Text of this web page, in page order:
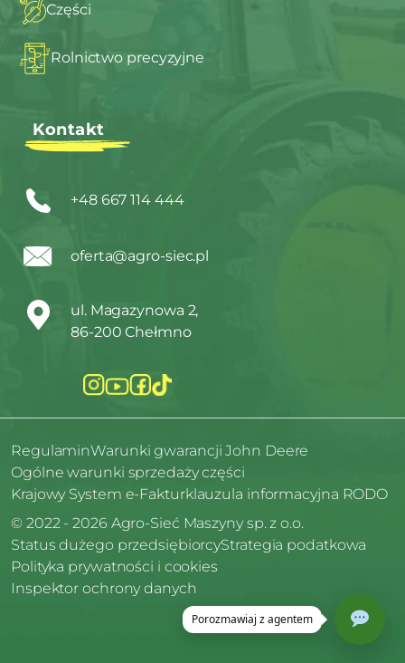
Części
Rolnictwo precyzyjne
Kontakt
+48 667 114 444
oferta@agro-siec.pl
ul. Magazynowa 2,
86-200 Chełmno
RegulaminWarunki gwarancji John Deere
Ogólne warunki sprzedaży części
Krajowy System e-Fakturklauzula informacyjna RODO
© 2022 - 2026 Agro-Sieć Maszyny sp. z o.o.
Status dużego przedsiębiorcyStrategia podatkowa
Polityka prywatności i cookies
Inspektor ochrony danych